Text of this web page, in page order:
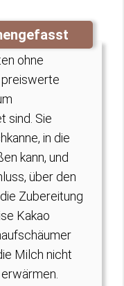
ohne
sind. Sie
in die
kann, und
über den
Zubereitung
Kakao
Milch nicht